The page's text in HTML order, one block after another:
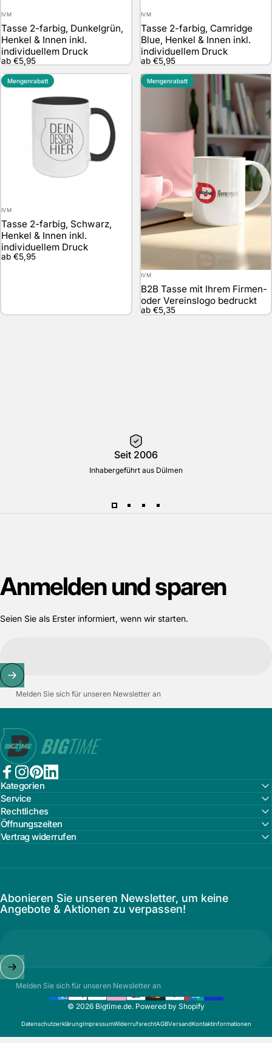
Anbieter:
IVM
Tasse 2-farbig, Dunkelgrün,
Henkel & Innen inkl.
individuellem Druck
ab €5,95
Anbieter:
IVM
Tasse 2-farbig, Camridge
Blue, Henkel & Innen inkl.
individuellem Druck
ab €5,95
Mengenrabatt
Anbieter:
IVM
Tasse 2-farbig, Schwarz,
Henkel & Innen inkl.
individuellem Druck
ab €5,95
Mengenrabatt
Anbieter:
IVM
B2B Tasse mit Ihrem Firmen-
oder Vereinslogo bedruckt
ab €5,35
Seit 2006
Inhabergeführt aus Dülmen
Anmeldenundsparen
Seien Sie als Erster informiert, wenn wir starten.
Melden Sie sich für unseren Newsletter an
Bigtime.de
Facebook
Instagram
PinterestLinkedIn
Kategorien
Service
Rechtliches
Öffnungszeiten
Vertrag widerrufen
Abonieren Sie unseren Newsletter, um keine
Angebote & Aktionen zu verpassen!
Melden Sie sich für unseren Newsletter an
© 2026 Bigtime.de. Powered by Shopify
DatenschutzerklärungImpressumWiderrufsrechtAGBVersandKontaktinformationen